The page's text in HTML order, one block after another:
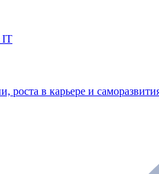
IT
роста в карьере и